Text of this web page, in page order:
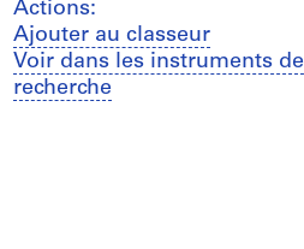
Actions:
Ajouter au classeur
Voir dans les instruments de
recherche